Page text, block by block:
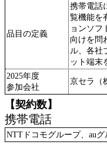
品目の定義
携帯電話
覧機能を
ョンソフ
向けを問
ル、各社
ット端末
2025年度
参加会社
京セラ
【契約数】
携帯電話
NTTドコモグループ、au